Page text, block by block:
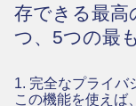
存できる最高
つ、5つの最
1. 完全なプライバ
この機能を使えば